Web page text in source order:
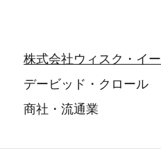
株式会社ウィスク・イー
デービッド・クロール
商社・流通業